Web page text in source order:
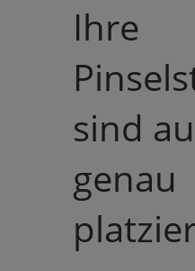
Ihre
sind
genau